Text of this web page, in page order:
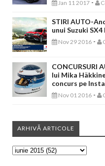
Jan 11 2017 -
STIRI AUTO-
unui Suzuki SX4
Nov 29 2016 -
CONCURSURI
lui Mika
concurs pe
Nov 01 2016 -
ARHIVĂ ARTICOLE